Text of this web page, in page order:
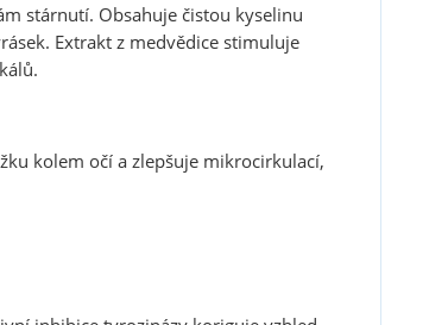
stárnutí. Obsahuje čistou kyselinu
Extrakt z medvědice stimuluje
kolem očí a zlepšuje mikrocirkulací,